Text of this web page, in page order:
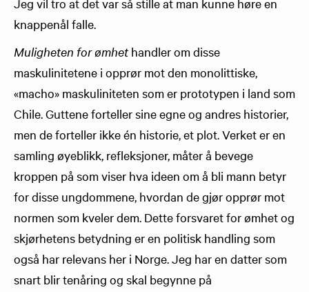
knappenål falle.
Muligheten for ømhethandler om disse
maskulinitetene i opprør mot den monolittiske,
«macho» maskuliniteten som er prototypen i land som
Chile. Guttene forteller sine egne og andres historier,
men de forteller ikke én historie, et plot. Verket er en
samling øyeblikk, refleksjoner, måter å bevege
kroppen på som viser hva ideen om å bli mann betyr
for disse ungdommene, hvordan de gjør opprør mot
normen som kveler dem. Dette forsvaret for ømhet og
skjørhetens betydning er en politisk handling som
også har relevans her i Norge. Jeg har en datter som
snart blir tenåring og skal begynne på